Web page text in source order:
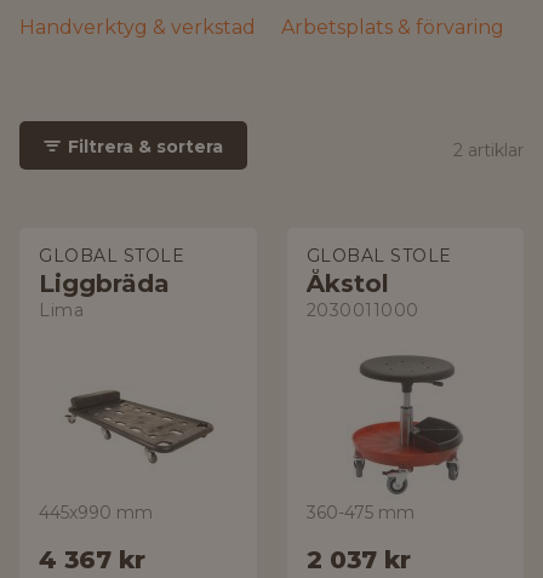
Handverktyg & verkstad Arbetsplats & förvaring
Filtrera & sortera 2 artiklar
GLOBAL STOLE
Liggbräda
Lima
445x990 mm
4 367 kr
GLOBAL STOLE
Åkstol
2030011000
360-475 mm
2 037 kr